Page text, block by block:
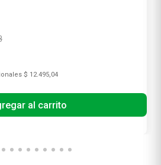
$ 12.495,04
al carrito